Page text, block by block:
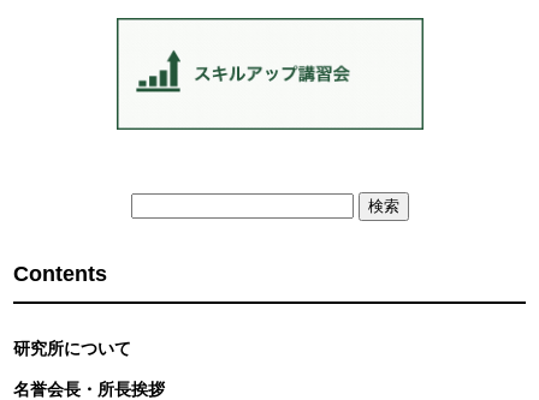
Contents
研究所について
名誉会長・所長挨拶